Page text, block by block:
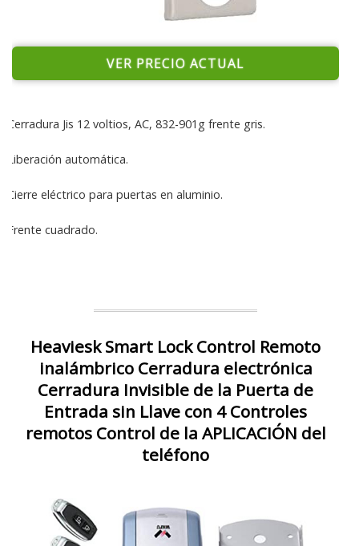
VER PRECIO ACTUAL
Cerradura Jis 12 voltios, AC, 832-901g frente gris.
Liberación automática.
Cierre eléctrico para puertas en aluminio.
Frente cuadrado.
Heaviesk Smart Lock Control Remoto
inalámbrico Cerradura electrónica
Cerradura Invisible de la Puerta de
Entrada sin Llave con 4 Controles
remotos Control de la APLICACIÓN del
teléfono